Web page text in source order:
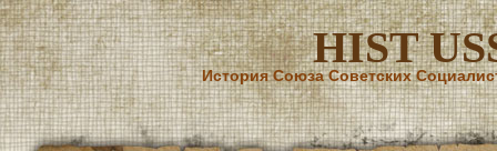
HIST
История Союза Советских